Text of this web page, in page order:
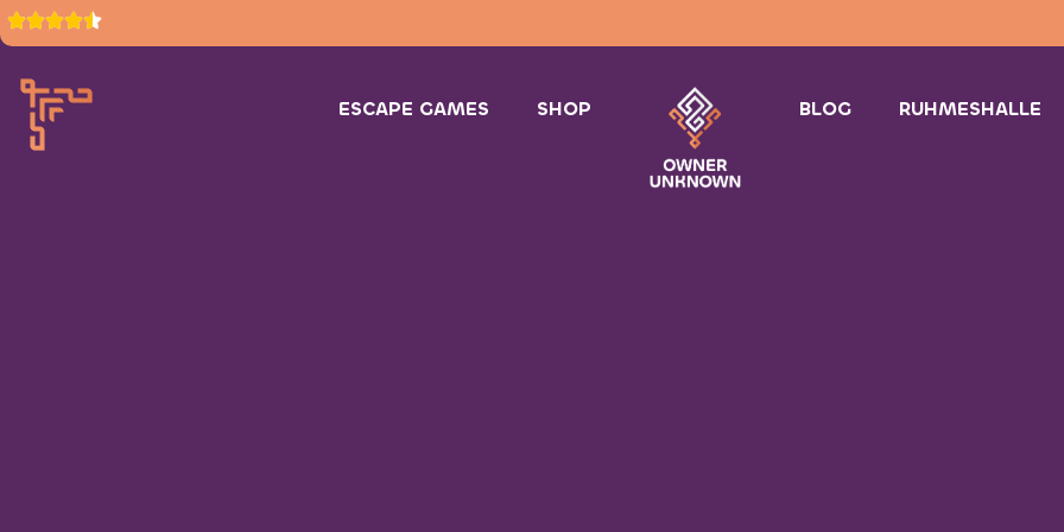
ESCAPE GAMES SHOP BLOG RUHMESHALLE